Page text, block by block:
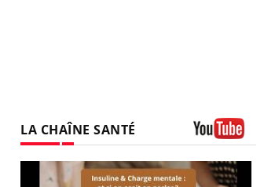
LA CHAÎNE SANTÉ